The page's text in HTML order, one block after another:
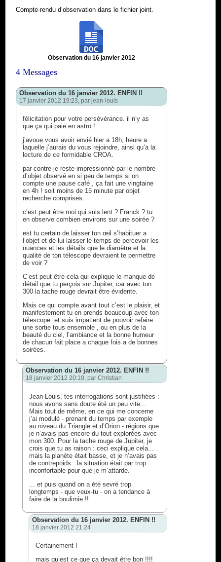
Compte-rendu d’observation dans le fichier joint.
Observation du 16 janvier 2012
4 Messages
Observation du 16 janvier 2012. ENFIN !!
17 janvier 2012 19:23, par jean-louis
félicitation pour votre persévérance. il n’y as
que ça qui paie en astro !
j’avoue vous avoir envié hier a 18h, heure a
laquelle j’aurais du vous rejoindre, ainsi qu’a la
lecture de ce formidable CROA.
par contre je reste impressionné par le nombre
d’objet observé en si peu de temps si on
compte une pause café , ça fait une vingtaine
en 4h ! soit moins de 15 minute par objet
recherche comprises.
c’est peut être moi qui suis lent ? Franck ? tu
en observe combien environs sur une soirée ?
est tu certain de laisser ton œil s’habituer a
l’objet et de lui laisser le temps de percevoir les
nuances et les détails que le diamètre et la
qualité de ton télescope devraient te permettre
de voir ?
C’est peut être cela qui explique le manque de
détail que tu perçois sur Jupiter, car avec ton
300 la tache rouge devrait être évidente.
Mais ce qui compte avant tout c’est le plaisir, et
manifestement tu en prends beaucoup avec ton
télescope. et suis impatient de pouvoir refaire
une sortie tous ensemble , ou en plus de la
beauté du ciel, l’ambiance et la bonne humeur
de chacun fait place a chaque fois a de bonnes
soirées.
Observation du 16 janvier 2012. ENFIN !!
18 janvier 2012 20:10, par Christian
Jean-Louis, tes interrogations sont justifiées :
nous avons sans doute été un peu vite...
Mais tout de même, en ce qui me concerne
j’ai modulé - prenant du temps par exemple
au niveau du Triangle et d’Orion - régions que
je n’avais pas encore du tout explorées avec
mon 300. Pour la tache rouge de Jupiter, je
crois que tu as raison : ceci explique cela...
mais la planète était basse, et je n’avais pas
de contrepoids : la situation était par trop
inconfortable pour que je m’attarde.
... et puis quand on a été sevré trop
longtemps - que veux-tu - on a tendance à
faire de la boulimie !!
Observation du 16 janvier 2012. ENFIN !!
18 janvier 2012 21:24
Certainement !
mais qu’est ce que ça devait être bon !!!!